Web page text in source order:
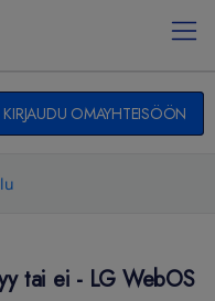
KIRJAUDU OMAYHTEISÖÖN
tai ei - LG WebOS